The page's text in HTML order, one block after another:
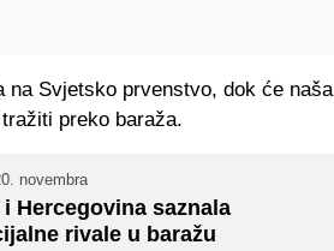
na Svjetsko prvenstvo, dok će naša
preko baraža.
novembra
Hercegovina saznala
rivale u baražu